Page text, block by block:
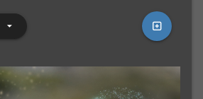
arrow_drop_down